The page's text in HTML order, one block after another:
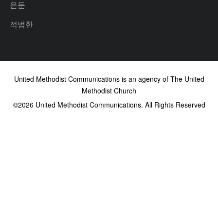
은둔
적법한
United Methodist Communications is an agency of The United
Methodist Church
©2026United Methodist Communications. All Rights Reserved